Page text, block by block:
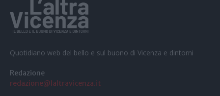
Quotidiano web del bello e sul buono di Vicenza e dintorni
Redazione
redazione@laltravicenza.it